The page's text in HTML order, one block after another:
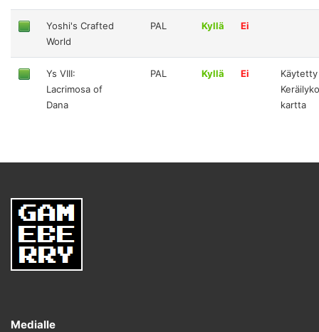
Yoshi's Crafted
World
PAL Kyllä Ei
Ys VIII:
Lacrimosa of
Dana
PAL Kyllä Ei
kartta
Medialle